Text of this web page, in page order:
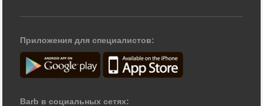
Приложения для специалистов:
Barb в социальных сетях: